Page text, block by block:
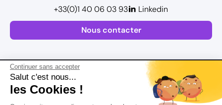
Continuer sans accepter
Salut c'est nous...
les Cookies !
Nous contacter
+33(0)1 40 06 03 93 Linkedin